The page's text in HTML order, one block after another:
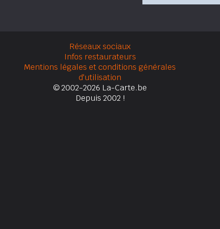
Réseaux sociaux
Infos restaurateurs
Mentions légales et conditions générales
d'utilisation
© 2002-2026 La-Carte.be
Depuis 2002 !